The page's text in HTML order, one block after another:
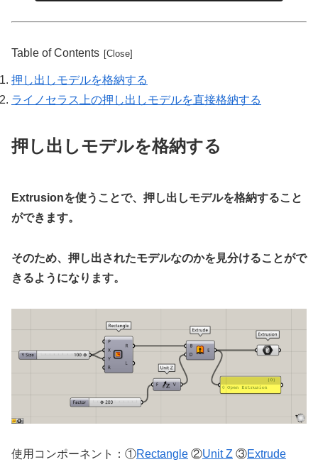
Table of Contents
押し出しモデルを格納する
ライノセラス上の押し出しモデルを直接格納する
押し出しモデルを格納する
Extrusionを使うことで、押し出しモデルを格納すること
ができます。
そのため、押し出されたモデルなのかを見分けることがで
きるようになります。
使用コンポーネント：①Rectangle ②Unit Z ③Extrude